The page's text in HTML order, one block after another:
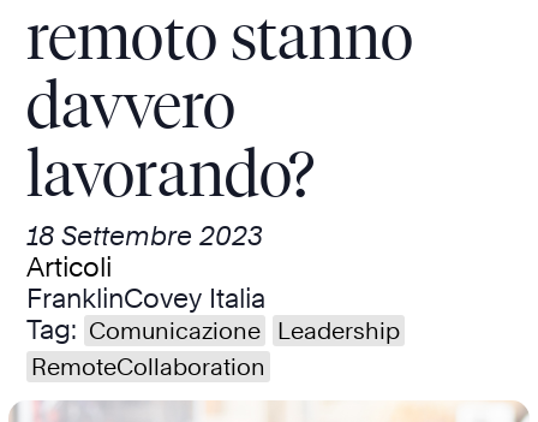
remoto stanno
davvero
lavorando?
18 Settembre 2023
Articoli
FranklinCovey Italia
Tag: Comunicazione
Leadership
RemoteCollaboration